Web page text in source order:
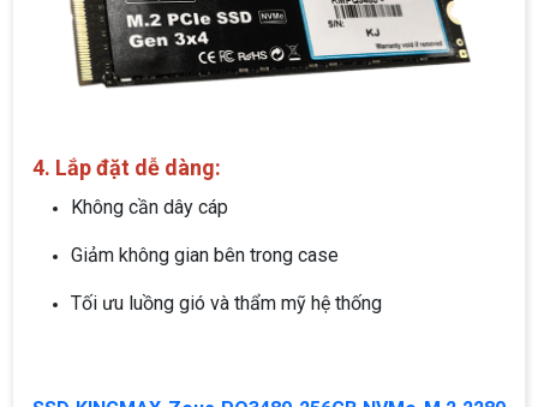
4. Lắp đặt dễ dàng:
Không cần dây cáp
Giảm không gian bên trong case
Tối ưu luồng gió và thẩm mỹ hệ thống